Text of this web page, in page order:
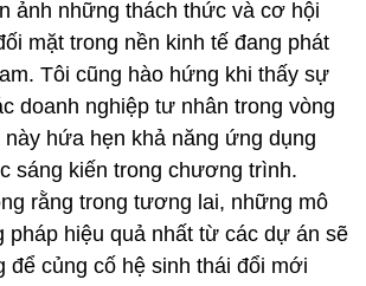
ảnh những thách thức và cơ hội
mặt trong nền kinh tế đang phát
Tôi cũng hào hứng khi thấy sự
doanh nghiệp tư nhân trong vòng
hứa hẹn khả năng ứng dụng
sáng kiến trong chương trình.
rằng trong tương lai, những mô
pháp hiệu quả nhất từ các dự án sẽ
để củng cố hệ sinh thái đổi mới